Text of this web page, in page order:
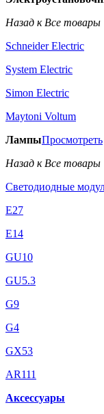
Назад к Все товары
Schneider Electric
System Electric
Simon Electric
Maytoni Voltum
ЛампыПросмотреть
Назад к Все товары
Светодиодные
E27
E14
GU10
GU5.3
G9
G4
GX53
AR111
Аксессуары